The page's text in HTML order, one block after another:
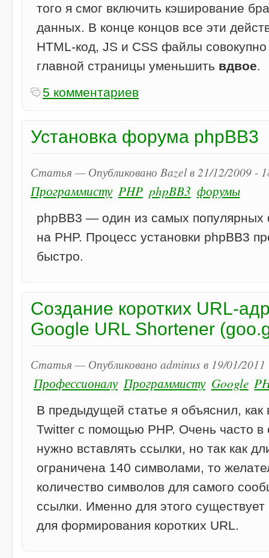
того я смог включить кэширование
данных. В конце концов все эти
HTML-код, JS и CSS файлы
главной страницы уменьшить вдвое.
5 комментариев
Установка форума phpBB3
Статья — Опубликовано Bazel в 21/12/2009 -
Программисту PHP phpBB3 форумы
phpBB3 — один из самых
на PHP. Процесс установки phpBB3
быстро.
Создание коротких URL-
Google URL Shortener
Статья — Опубликовано adminus в 19/01/
Профессионалу Программисту Google
В предыдущей статье я объяснил, как
Twitter c помощью PHP. Очень часто
нужно вставлять ссылки, но так как
ограничена 140 символами, то
количество символов для самого
ссылки. Именно для этого
для формирования коротких URL.